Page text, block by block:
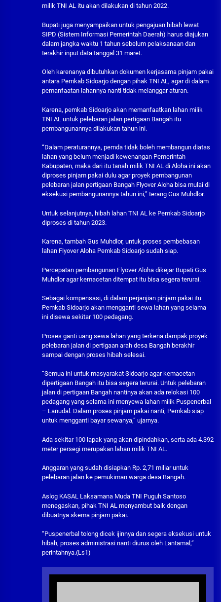
milik TNI AL itu akan dilakukan di tahun 2022.
Bupati juga menyampaikan untuk pengajuan hibah lewat
SIPD (Sistem Informasi Pemerintah Daerah) harus diajukan
dalam jangka waktu 1 tahun sebelum pelaksanaan dan
terakhir input data tanggal 31 maret.
Oleh karenanya dibutuhkan dokumen kerjasama pinjam pakai
antara Pemkab Sidoarjo dengan pihak TNI AL, agar di dalam
pemanfaatan lahannya nanti tidak melanggar aturan.
Karena, pemkab Sidoarjo akan memanfaatkan lahan milik
TNI AL untuk pelebaran jalan pertigaan Bangah itu
pembangunannya dilakukan tahun ini.
“Dalam peraturannya, pemda tidak boleh membangun diatas
lahan yang belum menjadi kewenangan Pemerintah
Kabupaten, maka dari itu tanah milik TNI AL di Aloha ini akan
diproses pinjam pakai dulu agar proyek pembangunan
pelebaran jalan pertigaan Bangah Flyover Aloha bisa mulai di
eksekusi pembangunannya tahun ini,” terang Gus Muhdlor.
Untuk selanjutnya, hibah lahan TNI AL ke Pemkab Sidoarjo
diproses di tahun 2023.
Karena, tambah Gus Muhdlor, untuk proses pembebasan
lahan Flyover Aloha Pemkab Sidoarjo sudah siap.
Percepatan pembangunan Flyover Aloha dikejar Bupati Gus
Muhdlor agar kemacetan ditempat itu bisa segera terurai.
Sebagai kompensasi, di dalam perjanjian pinjam pakai itu
Pemkab Sidoarjo akan mengganti sewa lahan yang selama
ini disewa sekitar 100 pedagang.
Proses ganti uang sewa lahan yang terkena dampak proyek
pelebaran jalan di pertigaan arah desa Bangah berakhir
sampai dengan proses hibah selesai.
“Semua ini untuk masyarakat Sidoarjo agar kemacetan
dipertigaan Bangah itu bisa segera terurai. Untuk pelebaran
jalan di pertigaan Bangah nantinya akan ada relokasi 100
pedagang yang selama ini menyewa lahan milik Puspenerbal
– Lanudal. Dalam proses pinjam pakai nanti, Pemkab siap
untuk mengganti bayar sewanya,” ujarnya.
Ada sekitar 100 lapak yang akan dipindahkan, serta ada 4.392
meter persegi merupakan lahan milik TNI AL.
Anggaran yang sudah disiapkan Rp. 2,71 miliar untuk
pelebaran jalan ke pemukiman warga desa Bangah.
Aslog KASAL Laksamana Muda TNI Puguh Santoso
menegaskan, pihak TNI AL menyambut baik dengan
dibuatnya skema pinjam pakai.
“Puspenerbal tolong dicek ijinnya dan segera eksekusi untuk
hibah, proses administrasi nanti diurus oleh Lantamal,”
perintahnya.(Ls1)